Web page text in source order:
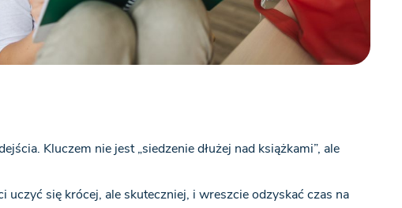
Kluczem nie jest „siedzenie dłużej nad książkami”, ale
się krócej, ale skuteczniej, i wreszcie odzyskać czas na